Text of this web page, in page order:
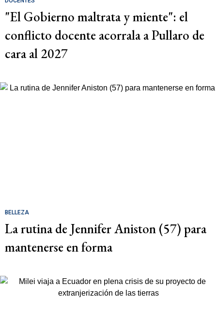
"El Gobierno maltrata y miente": el
conflicto docente acorrala a Pullaro de
cara al 2027
BELLEZA
La rutina de Jennifer Aniston (57) para
mantenerse en forma